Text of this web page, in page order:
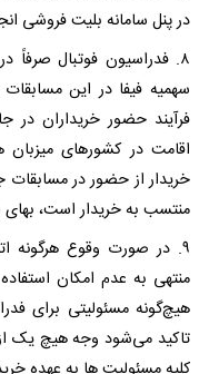
در پنل سامانه بلیت فروشی
۸. فدراسیون فوتبال
سهمیه فیفا در این
فرآیند حضور خریداران در
اقامت در کشورهای
خریدار از حضور در
منتسب به خریدار است،
۹. در صورت وقوع هرگونه
منتهی به عدم امکان
هیچ‌گونه مسئولیتی برای
تاکید می‌شود وجه هیچ یک